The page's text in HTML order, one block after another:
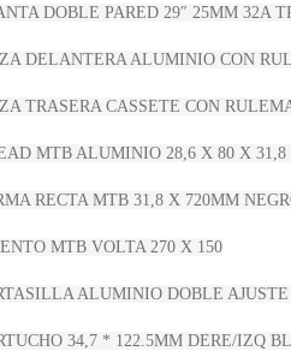
DOBLE PARED 29″ 25MM 32A
DELANTERA ALUMINIO CON
TRASERA CASSETE CON
MTB ALUMINIO 28,6 X 80 X 31,8
RECTA MTB 31,8 X 720MM
MTB VOLTA 270 X 150
ALUMINIO DOBLE
34,7 * 122.5MM DERE/IZQ